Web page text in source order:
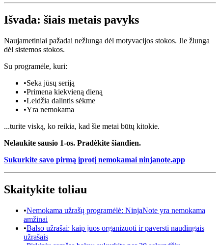
Išvada: šiais metais pavyks
Naujametiniai pažadai nežlunga dėl motyvacijos stokos. Jie žlunga
dėl sistemos stokos.
Su programėle, kuri:
•Seka jūsų seriją
•Primena kiekvieną dieną
•Leidžia dalintis sėkme
•Yra nemokama
...turite viską, ko reikia, kad šie metai būtų kitokie.
Nelaukite sausio 1-os. Pradėkite šiandien.
Sukurkite savo pirmą įprotį nemokamai ninjanote.app
Skaitykite toliau
•Nemokama užrašų programėlė: NinjaNote yra nemokama
amžinai
•Balso užrašai: kaip juos organizuoti ir paversti naudingais
užrašais